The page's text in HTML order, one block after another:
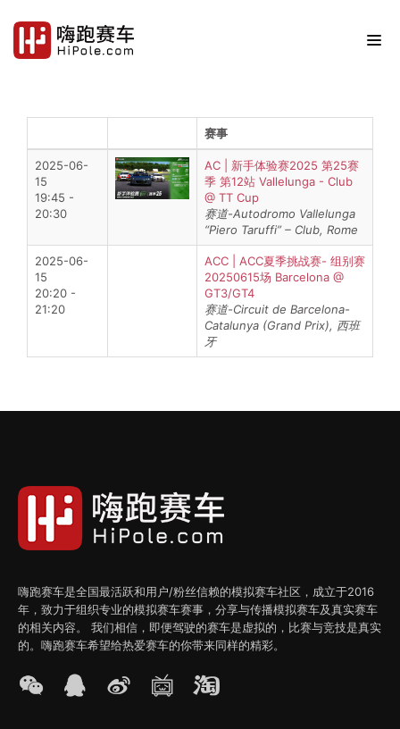
赛事
2025-06-
15
19:45 -
20:30
AC | 新手体验赛2025 第25赛
季 第12站 Vallelunga - Club
@ TT Cup
赛道-Autodromo Vallelunga
“Piero Taruffi” – Club, Rome
2025-06-
15
20:20 -
21:20
ACC | ACC夏季挑战赛- 组别赛
20250615场 Barcelona @
GT3/GT4
赛道-Circuit de Barcelona-
Catalunya (Grand Prix), 西班
牙
嗨跑赛车是全国最活跃和用户/粉丝信赖的模拟赛车社区，成立于2016
年，致力于组织专业的模拟赛车赛事，分享与传播模拟赛车及真实赛车
的相关内容。 我们相信，即便驾驶的赛车是虚拟的，比赛与竞技是真实
的。嗨跑赛车希望给热爱赛车的你带来同样的精彩。